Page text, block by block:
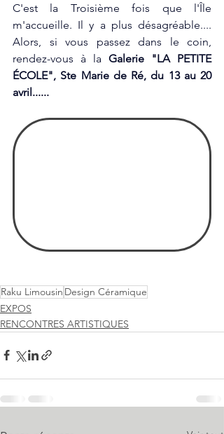
C'est la Troisième fois que l'Île
m'accueille. Il y a plus désagréable....
Alors, si vous passez dans le coin,
rendez-vous à la Galerie "LA PETITE
ÉCOLE", Ste Marie de Ré, du 13 au 20
avril......
Raku Limousin Design Céramique
EXPOS
RENCONTRES ARTISTIQUES